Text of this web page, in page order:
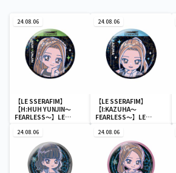
24.08.06
【LE SSERAFIM】
【H:HUH YUNJIN～
FEARLESS～】LE
ぷ ホログラム缶バッジ
24.08.06
【LE SSERAFIM】
【I:KAZUHA～
FEARLESS～】LE
ぷ ホログラム缶バッジ
24.08.06 24.08.06